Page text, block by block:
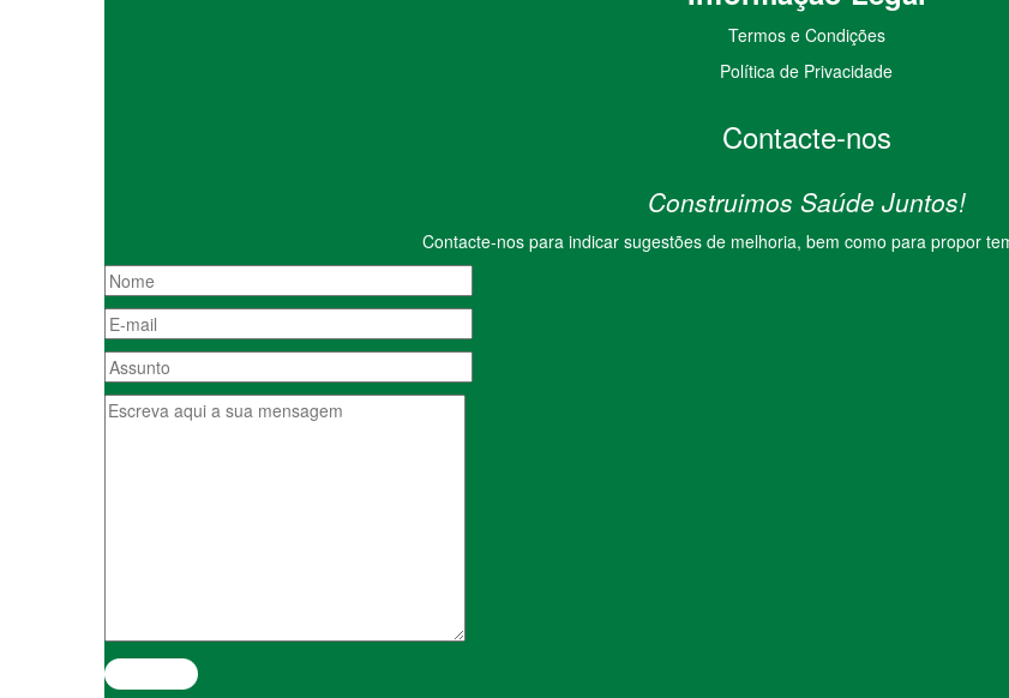
Termos e Condições
Política de Privacidade
Contacte-nos
Construimos Saúde Juntos!
Contacte-nos para indicar sugestões de melhoria, bem como para propor